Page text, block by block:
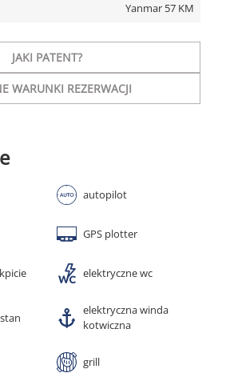
Yanmar 57 KM
JAKI PATENT?
WARUNKI REZERWACJI
autopilot
GPS plotter
elektryczne wc
elektryczna winda
kotwiczna
grill